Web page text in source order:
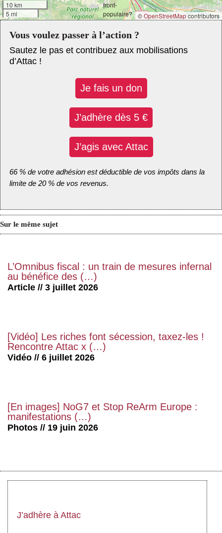
10 km
5 mi
©OpenStreetMapcontributors
Vous voulez passer à l’action ?
Sautez le pas et contribuez aux mobilisations
d’Attac !
Je fais un don
J’adhère dès 5 €
J’agis avec Attac
66 % de votre adhésion est déductible de vos impôts dans la
limite de 20 % de vos revenus.
Sur le même sujet
L’Omnibus fiscal : un train de mesures infernal
au bénéfice des (…)
Article // 3 juillet 2026
[Vidéo] Les riches font sécession, taxez-les !
Rencontre Attac x (…)
Vidéo // 6 juillet 2026
[En images] NoG7 et Stop ReArm Europe :
manifestations (…)
Photos // 19 juin 2026
J’adhère à Attac